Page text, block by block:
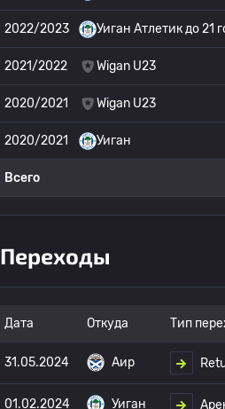
2022/2023 Уиган Атлетик до 21
2021/2022 Wigan U23
2020/2021 Wigan U23
2020/2021 Уиган
Всего
Переходы
Дата Откуда Тип
31.05.2024 Аир
01.02.2024 Уиган